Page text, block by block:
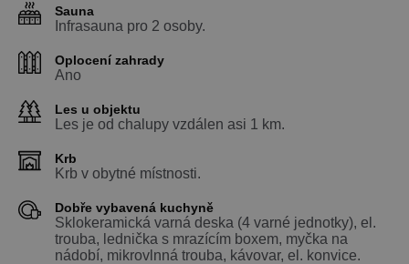
Sauna
Infrasauna pro 2 osoby.
Oplocení zahrady
Ano
Les u objektu
Les je od chalupy vzdálen asi 1 km.
Krb
Krb v obytné místnosti.
Dobře vybavená kuchyně
Sklokeramická varná deska (4 varné jednotky), el.
trouba, lednička s mrazícím boxem, myčka na
nádobí, mikrovlnná trouba, kávovar, el. konvice.